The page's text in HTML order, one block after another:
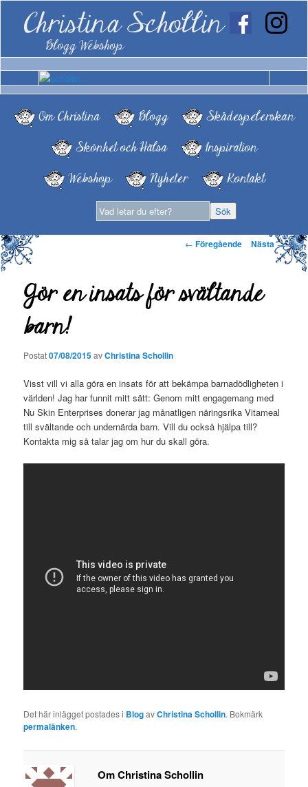
Christina Schollin
Blogg Webshop
Om Christina Blogg
Skådespelerskan
Skönhet och Hälsa
Inspiration
Webshop
Nyheter Kontakt
Inläggsnavigering
← Föregående Nästa→
Gör en insats för svältande
barn!
Postat07/08/2015avChristina Schollin
Visst vill vi alla göra en insats för att bekämpa barnadödligheten i
världen! Jag har funnit mitt sätt: Genom mitt engagemang med
Nu Skin Enterprises donerar jag månatligen näringsrika Vitameal
till svältande och undernärda barn. Vill du också hjälpa till?
Kontakta mig så talar jag om hur du skall göra.
Det här inlägget postades i BlogavChristina Schollin. Bokmärk
permalänken.
Om Christina Schollin